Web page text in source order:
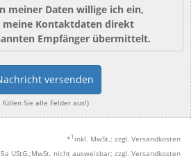
meiner Daten willige ich ein,
meine Kontaktdaten direkt
Empfänger übermittelt.
versenden
füllen Sie alle Felder aus!)
* 1 inkl. MwSt.; zzgl. Versandkosten
UStG.;MwSt. nicht ausweisbar; zzgl. Versandkosten